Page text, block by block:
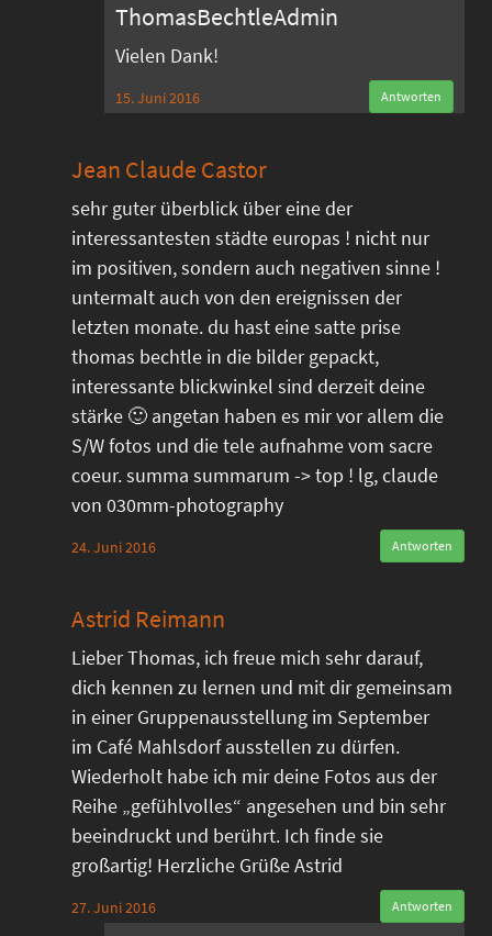
ThomasBechtleAdmin
Vielen Dank!
15. Juni 2016 Antworten
Jean Claude Castor
sehr guter überblick über eine der
interessantesten städte europas ! nicht nur
im positiven, sondern auch negativen sinne !
untermalt auch von den ereignissen der
letzten monate. du hast eine satte prise
thomas bechtle in die bilder gepackt,
interessante blickwinkel sind derzeit deine
stärke 🙂 angetan haben es mir vor allem die
S/W fotos und die tele aufnahme vom sacre
coeur. summa summarum -> top ! lg, claude
von 030mm-photography
24. Juni 2016 Antworten
Astrid Reimann
Lieber Thomas, ich freue mich sehr darauf,
dich kennen zu lernen und mit dir gemeinsam
in einer Gruppenausstellung im September
im Café Mahlsdorf ausstellen zu dürfen.
Wiederholt habe ich mir deine Fotos aus der
Reihe „gefühlvolles“ angesehen und bin sehr
beeindruckt und berührt. Ich finde sie
großartig! Herzliche Grüße Astrid
27. Juni 2016 Antworten